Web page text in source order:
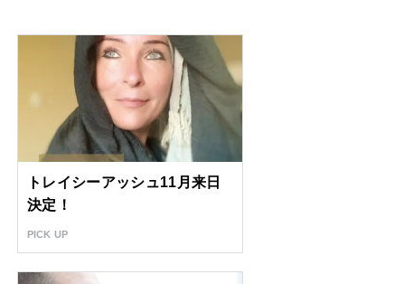
トレイシーアッシュ11月来日
決定！
PICK UP